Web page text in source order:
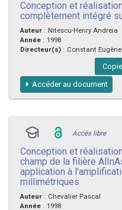
Conception et
complètement intégré
Auteur : Nitescu-Henry Andreia
Année : 1998
Directeur(s) : Constant Eugène
Accéder au document
Accès libre
Conception et
champ de la filière
application à
millimétriques
Auteur : Chevalier Pascal
Année : 1998